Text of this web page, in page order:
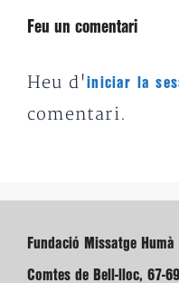
Feu un comentari
Heu d'iniciar la
comentari.
Fundació Missatge
Comtes de Bell-lloc, 67-69